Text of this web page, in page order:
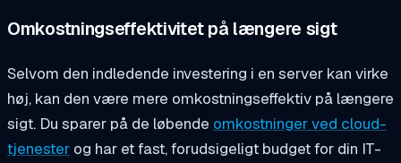
Omkostningseffektivitet på længere sigt
Selvom den indledende investering i en server kan virke
høj, kan den være mere omkostningseffektiv på længere
sigt. Du sparer på de løbende omkostninger ved cloud-
tjenester og har et fast, forudsigeligt budget for din IT-